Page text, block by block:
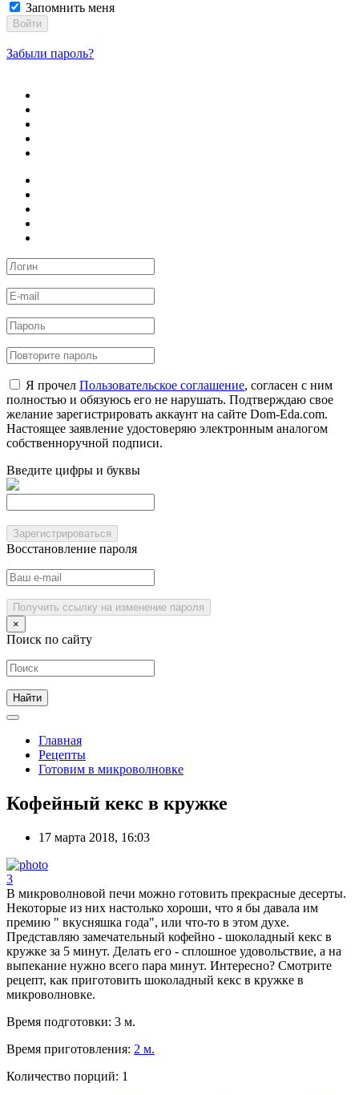
Запомнить меня
Войти
Забыли пароль?
Я прочел Пользовательское соглашение, согласен с ним
полностью и обязуюсь его не нарушать. Подтверждаю свое
желание зарегистрировать аккаунт на сайте Dom-Eda.com.
Настоящее заявление удостоверяю электронным аналогом
собственноручной подписи.
Введите цифры и буквы
Зарегистрироваться
Восстановление пароля
Получить ссылку на изменение пароля
×
Поиск по сайту
Главная
Рецепты
Готовим в микроволновке
Кофейный кекс в кружке
17 марта 2018, 16:03
3
В микроволновой печи можно готовить прекрасные десерты.
Некоторые из них настолько хороши, что я бы давала им
премию " вкусняшка года", или что-то в этом духе.
Представляю замечательный кофейно - шоколадный кекс в
кружке за 5 минут. Делать его - сплошное удовольствие, а на
выпекание нужно всего пара минут. Интересно? Смотрите
рецепт, как приготовить шоколадный кекс в кружке в
микроволновке.
Время подготовки: 3 м.
Время приготовления: 2 м.
Количество порций: 1